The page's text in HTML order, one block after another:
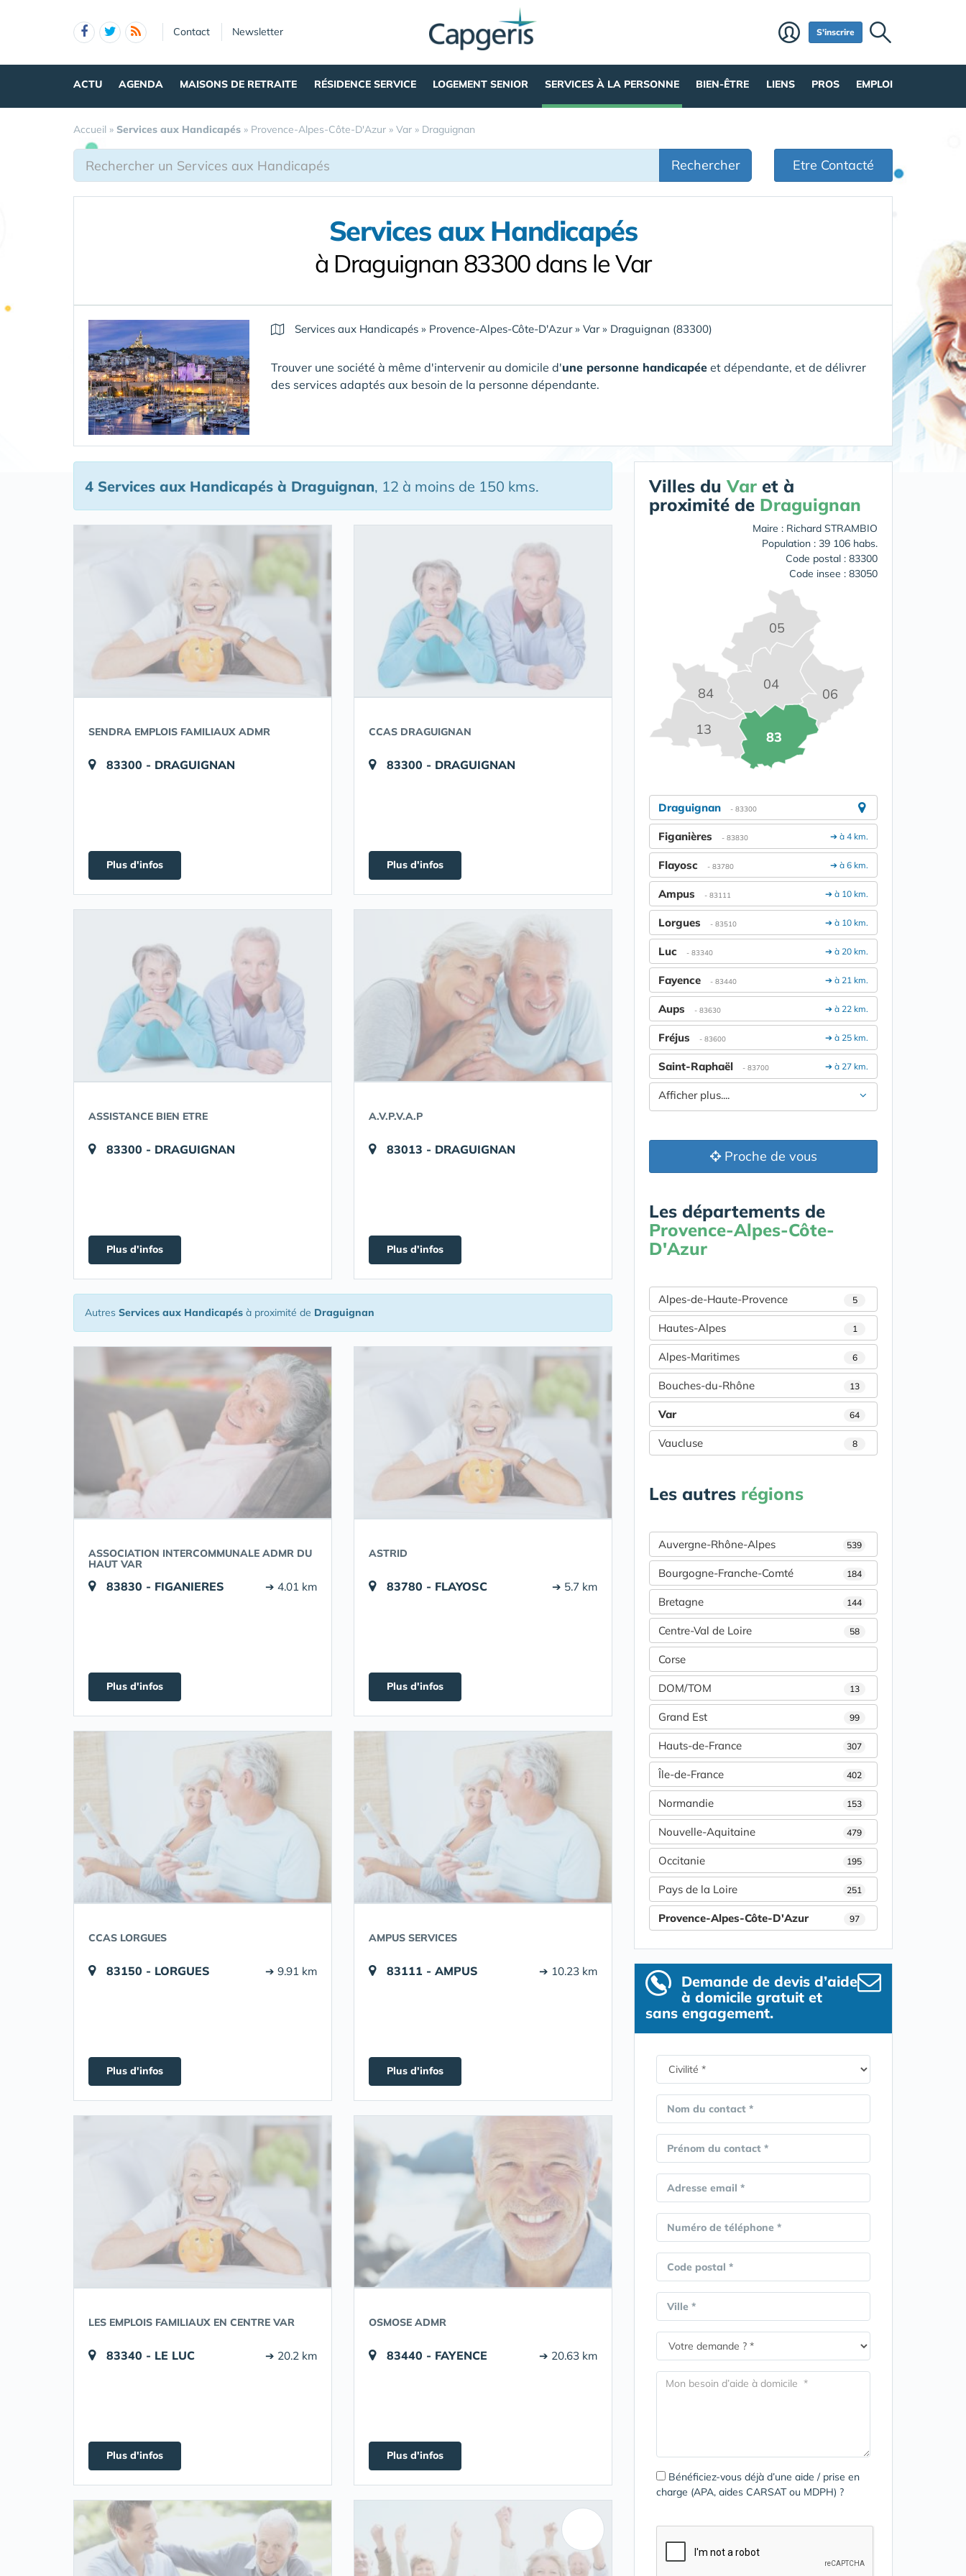
Contact Newsletter S'inscrire
ACTU AGENDA MAISONS DE RETRAITE RÉSIDENCE SERVICE LOGEMENT SENIOR SERVICES À LA PERSONNE BIEN-ÊTRE LIENS PROS EMPLOI
Accueil » Services aux Handicapés » Provence-Alpes-Côte-D'Azur » Var » Draguignan
Rechercher Etre Contacté
Services aux Handicapés
à Draguignan 83300 dans le Var
Services aux Handicapés » Provence-Alpes-Côte-D'Azur» Var» Draguignan (83300)
Trouver une société à même d'intervenir au domicile d'une personne handicapée et dépendante, et de délivrer
des services adaptés aux besoin de la personne dépendante.
4 Services aux Handicapés à Draguignan, 12 à moins de 150 kms.
SENDRA EMPLOIS FAMILIAUX ADMR
83300 - DRAGUIGNAN
Plus d'infos
CCAS DRAGUIGNAN
83300 - DRAGUIGNAN
Plus d'infos
ASSISTANCE BIEN ETRE
83300 - DRAGUIGNAN
Plus d'infos
A.V.P.V.A.P
83013 - DRAGUIGNAN
Plus d'infos
Autres Services aux Handicapés à proximité de Draguignan
ASSOCIATION INTERCOMMUNALE ADMR DU
HAUT VAR
83830 - FIGANIERES ➔ 4.01 km
Plus d'infos
ASTRID
83780 - FLAYOSC ➔ 5.7 km
Plus d'infos
CCAS LORGUES
83150 - LORGUES ➔ 9.91 km
Plus d'infos
AMPUS SERVICES
83111 - AMPUS ➔ 10.23 km
Plus d'infos
LES EMPLOIS FAMILIAUX EN CENTRE VAR
83340 - LE LUC ➔ 20.2 km
Plus d'infos
OSMOSE ADMR
83440 - FAYENCE ➔ 20.63 km
Plus d'infos
Villes du Var et à
proximité de Draguignan
Maire : Richard STRAMBIO
Population : 39 106 habs.
Code postal : 83300
Code insee : 83050
04
05
06
13 83
84
Draguignan - 83300
➔ à 4 km.
Figanières - 83830
➔ à 6 km.
Flayosc - 83780
➔ à 10 km.
Ampus - 83111
➔ à 10 km.
Lorgues - 83510
➔ à 20 km.
Luc - 83340
➔ à 21 km.
Fayence - 83440
➔ à 22 km.
Aups - 83630
➔ à 25 km.
Fréjus - 83600
➔ à 27 km.
Saint-Raphaël - 83700
Afficher plus....
Proche de vous
Les départements de
Provence-Alpes-Côte-
D'Azur
Alpes-de-Haute-Provence 5
Hautes-Alpes 1
Alpes-Maritimes 6
Bouches-du-Rhône 13
Var 64
Vaucluse 8
Les autres régions
Auvergne-Rhône-Alpes 539
Bourgogne-Franche-Comté 184
Bretagne 144
Centre-Val de Loire 58
Corse
DOM/TOM 13
Grand Est 99
Hauts-de-France 307
Île-de-France 402
Normandie 153
Nouvelle-Aquitaine 479
Occitanie 195
Pays de la Loire 251
Provence-Alpes-Côte-D'Azur 97
Demande de devis d’aide
à domicile gratuit et
sans engagement.
Nom du contact *
Prénom du contact *
Adresse email *
Numéro de téléphone *
Code postal *
Ville *
Bénéficiez-vous déjà d’une aide / prise en
charge (APA, aides CARSAT ou MDPH) ?